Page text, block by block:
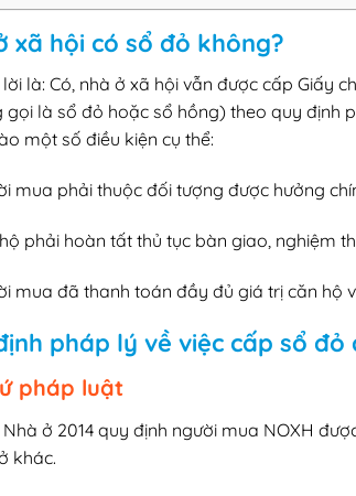
xã hội có sổ đỏ không?
là: Có, nhà ở xã hội vẫn được cấp Giấy
gọi là sổ đỏ hoặc sổ hồng) theo quy định
một số điều kiện cụ thể:
mua phải thuộc đối tượng được hưởng
phải hoàn tất thủ tục bàn giao, nghiệm
mua đã thanh toán đầy đủ giá trị căn hộ
pháp lý về việc cấp sổ đỏ
pháp luật
ở 2014 quy định người mua NOXH
khác.